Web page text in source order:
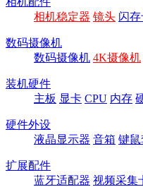
相机稳定器 镜头 闪
数码摄像机
数码摄像机 4K摄像机
装机硬件
主板 显卡 CPU 内存
硬件外设
液晶显示器 音箱 键鼠
扩展配件
蓝牙适配器 视频采集